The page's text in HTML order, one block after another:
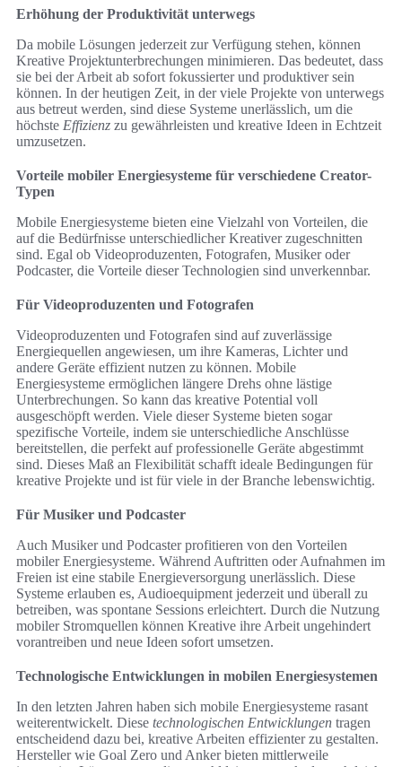
Erhöhung der Produktivität unterwegs
Da mobile Lösungen jederzeit zur Verfügung stehen, können
Kreative Projektunterbrechungen minimieren. Das bedeutet, dass
sie bei der Arbeit ab sofort fokussierter und produktiver sein
können. In der heutigen Zeit, in der viele Projekte von unterwegs
aus betreut werden, sind diese Systeme unerlässlich, um die
höchste Effizienz zu gewährleisten und kreative Ideen in Echtzeit
umzusetzen.
Vorteile mobiler Energiesysteme für verschiedene Creator-
Typen
Mobile Energiesysteme bieten eine Vielzahl von Vorteilen, die
auf die Bedürfnisse unterschiedlicher Kreativer zugeschnitten
sind. Egal ob Videoproduzenten, Fotografen, Musiker oder
Podcaster, die Vorteile dieser Technologien sind unverkennbar.
Für Videoproduzenten und Fotografen
Videoproduzenten und Fotografen sind auf zuverlässige
Energiequellen angewiesen, um ihre Kameras, Lichter und
andere Geräte effizient nutzen zu können. Mobile
Energiesysteme ermöglichen längere Drehs ohne lästige
Unterbrechungen. So kann das kreative Potential voll
ausgeschöpft werden. Viele dieser Systeme bieten sogar
spezifische Vorteile, indem sie unterschiedliche Anschlüsse
bereitstellen, die perfekt auf professionelle Geräte abgestimmt
sind. Dieses Maß an Flexibilität schafft ideale Bedingungen für
kreative Projekte und ist für viele in der Branche lebenswichtig.
Für Musiker und Podcaster
Auch Musiker und Podcaster profitieren von den Vorteilen
mobiler Energiesysteme. Während Auftritten oder Aufnahmen im
Freien ist eine stabile Energieversorgung unerlässlich. Diese
Systeme erlauben es, Audioequipment jederzeit und überall zu
betreiben, was spontane Sessions erleichtert. Durch die Nutzung
mobiler Stromquellen können Kreative ihre Arbeit ungehindert
vorantreiben und neue Ideen sofort umsetzen.
Technologische Entwicklungen in mobilen Energiesystemen
In den letzten Jahren haben sich mobile Energiesysteme rasant
weiterentwickelt. Diese technologischen Entwicklungen tragen
entscheidend dazu bei, kreative Arbeiten effizienter zu gestalten.
Hersteller wie Goal Zero und Anker bieten mittlerweile